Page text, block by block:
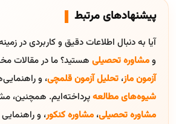
پیشنهادهای مرتبط
آیا به دنبال اطلاعات دقیق و کاربردی در
ومشاوره تحصیلی هستید؟ ما در مقالات
آزمون ماز، تحلیل آزمون قلمچی، و
شیوه‌های مطالعهپرداخته‌ایم. همچنین،
مشاوره تحصیلی، مشاوره کنکور، و